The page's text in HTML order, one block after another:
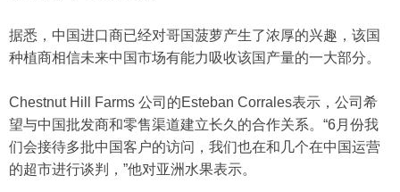
据悉，中国进口商已经对哥国菠萝产生了浓厚的兴趣，该国
种植商相信未来中国市场有能力吸收该国产量的一大部分。
Chestnut Hill Farms 公司的Esteban Corrales表示，公司希
望与中国批发商和零售渠道建立长久的合作关系。“6月份我
们会接待多批中国客户的访问，我们也在和几个在中国运营
的超市进行谈判，”他对亚洲水果表示。